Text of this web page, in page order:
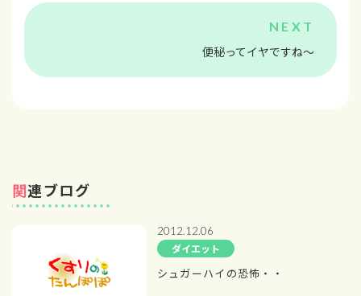
便秘ってイヤですね～
関連ブログ
2012.12.06
ダイエット
シュガーハイの恐怖・・